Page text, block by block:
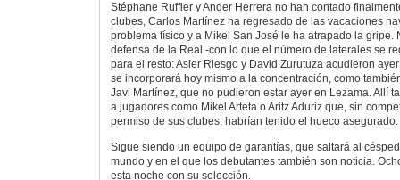
Stéphane Ruffier y Ander Herrera no han contado
clubes, Carlos Martínez ha regresado de las vacaciones
problema físico y a Mikel San José le ha atrapado la gripe.
defensa de la Real -con lo que el número de laterales se
para el resto: Asier Riesgo y David Zurutuza acudieron
se incorporará hoy mismo a la concentración, como
Javi Martínez, que no pudieron estar ayer en Lezama. Allí
a jugadores como Mikel Arteta o Aritz Aduriz que, sin
permiso de sus clubes, habrían tenido el hueco asegurado.
Sigue siendo un equipo de garantías, que saltará al
mundo y en el que los debutantes también son noticia.
esta noche con su selección.